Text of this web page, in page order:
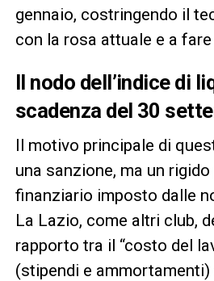
gennaio, costringendo il
con la rosa attuale e a
Il nodo dell’indice di
scadenza del 30
Il motivo principale di
una sanzione, ma un
finanziario imposto dalle
La Lazio, come altri club,
rapporto tra il “costo del
(stipendi e ammortamenti)